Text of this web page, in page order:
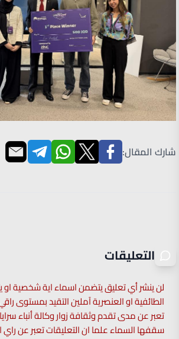
شارك المقال:
التعليقات
لن ينشر أي تعليق يتضمن اسماء اية شخصية او
الطائفية او العنصرية آملين التقيد بمستوى
تعبر عن مدى تقدم وثقافة زوار وكالة أنباء
سقفها السماء علما ان التعليقات تعبر عن